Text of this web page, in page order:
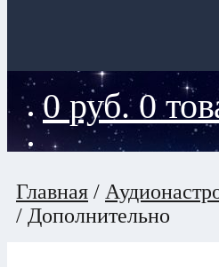
0 руб. 0
Главная /
/ Дополнительно